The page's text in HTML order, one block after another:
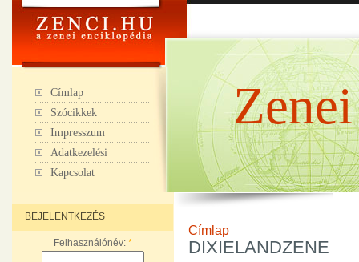
Címlap
Szócikkek
Impresszum
Adatkezelési
Kapcsolat
BEJELENTKEZÉS
Felhasználónév: *
Címlap
DIXIELANDZENE